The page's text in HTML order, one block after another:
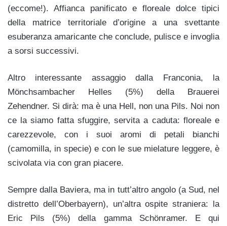
(eccome!). Affianca panificato e floreale dolce tipici
della matrice territoriale d’origine a una svettante
esuberanza amaricante che conclude, pulisce e invoglia
a sorsi successivi.
Altro interessante assaggio dalla Franconia, la
Mönchsambacher Helles (5%) della Brauerei
Zehendner. Si dirà: ma è una Hell, non una Pils. Noi non
ce la siamo fatta sfuggire, servita a caduta: floreale e
carezzevole, con i suoi aromi di petali bianchi
(camomilla, in specie) e con le sue mielature leggere, è
scivolata via con gran piacere.
Sempre dalla Baviera, ma in tutt’altro angolo (a Sud, nel
distretto dell’Oberbayern), un’altra ospite straniera: la
Eric Pils (5%) della gamma Schönramer. E qui